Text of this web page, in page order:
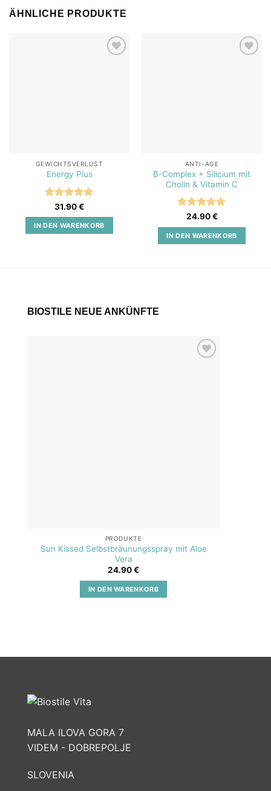
ÄHNLICHE PRODUKTE
GEWICHTSVERLUST
Energy Plus
Bewertet
mit5von
5
31.90€
IN DEN WARENKORB
ANTI-AGE
B-Complex + Silicium mit
Cholin & Vitamin C
Bewertet
mit5von
5
24.90€
IN DEN WARENKORB
BIOSTILE NEUE ANKÜNFTE
PRODUKTE
Sun Kissed Selbstbräunungsspray mit Aloe
Vera
24.90€
IN DEN WARENKORB
MALA ILOVA GORA 7
VIDEM - DOBREPOLJE
SLOVENIA